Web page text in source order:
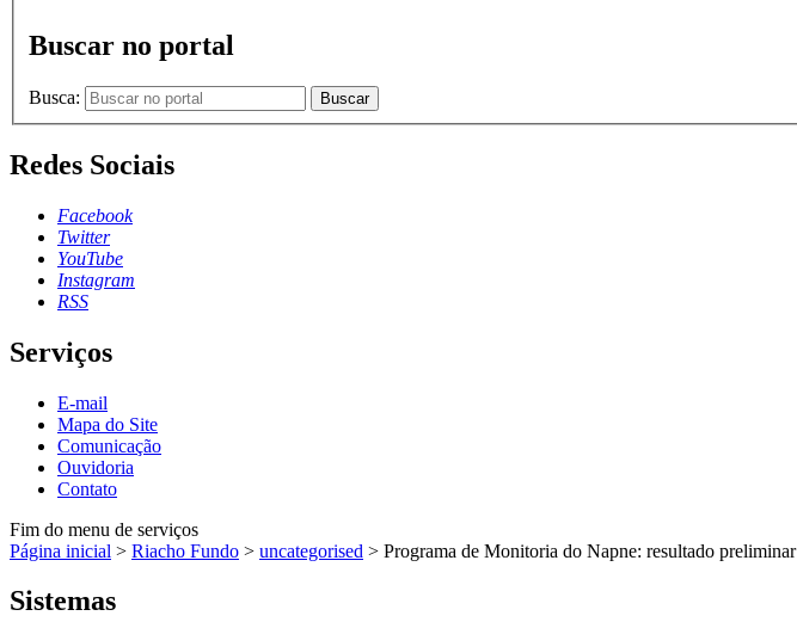
Buscar no portal
Busca: Buscar
Redes Sociais
Facebook
Twitter
YouTube
Instagram
RSS
Serviços
E-mail
Mapa do Site
Comunicação
Ouvidoria
Contato
Fim do menu de serviços
Página inicial > Riacho Fundo > uncategorised > Programa de Monitoria do Napne: resultado preliminar
Sistemas